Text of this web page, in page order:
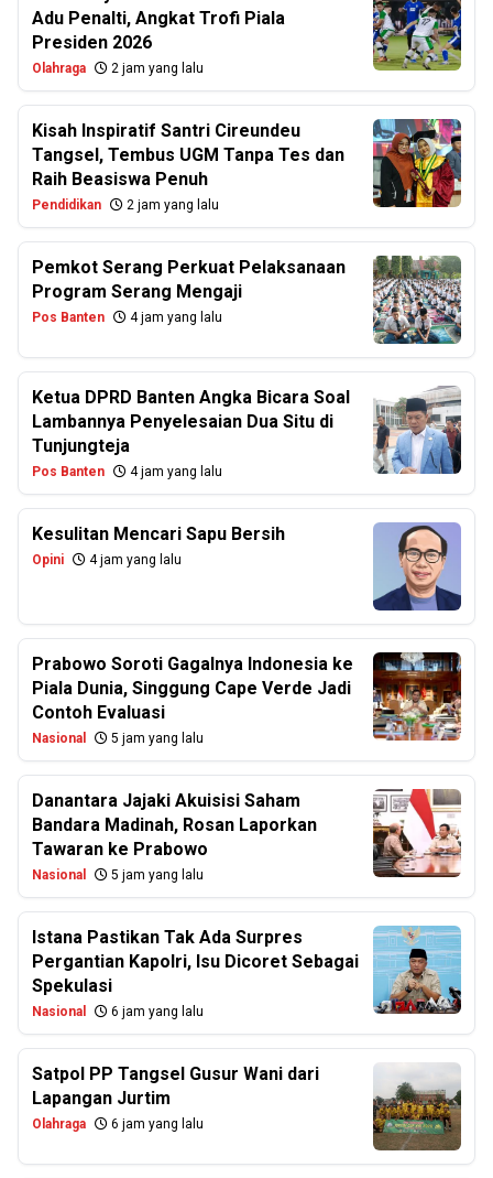
Adu Penalti, Angkat Trofi Piala
Presiden 2026
Olahraga 2 jam yang lalu
Kisah Inspiratif Santri Cireundeu
Tangsel, Tembus UGM Tanpa Tes dan
Raih Beasiswa Penuh
Pendidikan 2 jam yang lalu
Pemkot Serang Perkuat Pelaksanaan
Program Serang Mengaji
Pos Banten 4 jam yang lalu
Ketua DPRD Banten Angka Bicara Soal
Lambannya Penyelesaian Dua Situ di
Tunjungteja
Pos Banten 4 jam yang lalu
Kesulitan Mencari Sapu Bersih
Opini 4 jam yang lalu
Prabowo Soroti Gagalnya Indonesia ke
Piala Dunia, Singgung Cape Verde Jadi
Contoh Evaluasi
Nasional 5 jam yang lalu
Danantara Jajaki Akuisisi Saham
Bandara Madinah, Rosan Laporkan
Tawaran ke Prabowo
Nasional 5 jam yang lalu
Istana Pastikan Tak Ada Surpres
Pergantian Kapolri, Isu Dicoret Sebagai
Spekulasi
Nasional 6 jam yang lalu
Satpol PP Tangsel Gusur Wani dari
Lapangan Jurtim
Olahraga 6 jam yang lalu